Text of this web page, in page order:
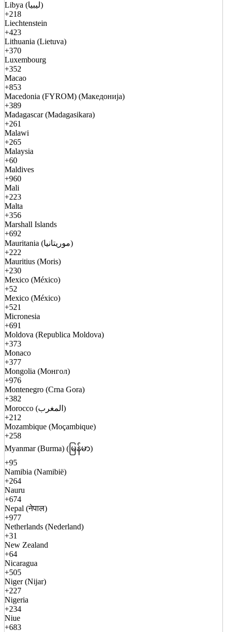
Libya (ليبيا)
+218
Liechtenstein
+423
Lithuania (Lietuva)
+370
Luxembourg
+352
Macao
+853
Macedonia (FYROM) (Македонија)
+389
Madagascar (Madagasikara)
+261
Malawi
+265
Malaysia
+60
Maldives
+960
Mali
+223
Malta
+356
Marshall Islands
+692
Mauritania (موريتانيا)
+222
Mauritius (Moris)
+230
Mexico (México)
+52
Mexico (México)
+521
Micronesia
+691
Moldova (Republica Moldova)
+373
Monaco
+377
Mongolia (Монгол)
+976
Montenegro (Crna Gora)
+382
Morocco (المغرب)
+212
Mozambique (Moçambique)
+258
Myanmar (Burma) (မြန်မာ)
+95
Namibia (Namibië)
+264
Nauru
+674
Nepal (नेपाल)
+977
Netherlands (Nederland)
+31
New Zealand
+64
Nicaragua
+505
Niger (Nijar)
+227
Nigeria
+234
Niue
+683